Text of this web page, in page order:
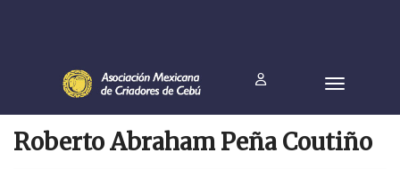
Roberto Abraham Peña Coutiño